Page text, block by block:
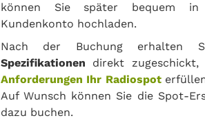
können Sie später bequem in
Kundenkonto hochladen.
Nach der Buchung erhalten
Spezifikationen direkt zugeschickt,
Anforderungen Ihr Radiospot
Auf Wunsch können Sie die Spot-
dazu buchen.